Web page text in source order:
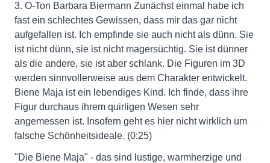
3. O-Ton Barbara Biermann Zunächst einmal habe ich
fast ein schlechtes Gewissen, dass mir das gar nicht
aufgefallen ist. Ich empfinde sie auch nicht als dünn. Sie
ist nicht dünn, sie ist nicht magersüchtig. Sie ist dünner
als die andere, sie ist aber schlank. Die Figuren im 3D
werden sinnvollerweise aus dem Charakter entwickelt.
Biene Maja ist ein lebendiges Kind. Ich finde, dass ihre
Figur durchaus ihrem quirligen Wesen sehr
angemessen ist. Insofern geht es hier nicht wirklich um
falsche Schönheitsideale. (0:25)
"Die Biene Maja" - das sind lustige, warmherzige und